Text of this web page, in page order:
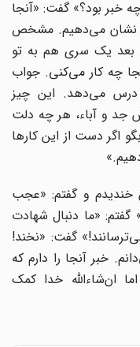
بود؟» گفت: «آنجا
نشان می‌دهیم. مشخص
یک سری هم به تو
چه کار می‌کنی. جواب
می‌دهد. این چیز
و آباء، هر چه دلت
اگر دست از این کارها
خندیدم و گفتم: «عجب
«ما دنبال شهادت
سال زندان می‌ترسانند!» گفت: «نخند!
خبر آنجا را دارم که
خدا کمک